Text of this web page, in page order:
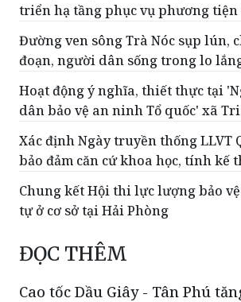
triển hạ tầng phục vụ phương
Đường ven sông Trà Nóc sụp lún,
đoạn, người dân sống trong lo
Hoạt động ý nghĩa, thiết thực tại
dân bảo vệ an ninh Tổ quốc' xã
Xác định Ngày truyền thống LLVT
bảo đảm căn cứ khoa học, tính kế
Chung kết Hội thi lực lượng bảo
tự ở cơ sở tại Hải Phòng
ĐỌC THÊM
Cao tốc Dầu Giây - Tân Phú